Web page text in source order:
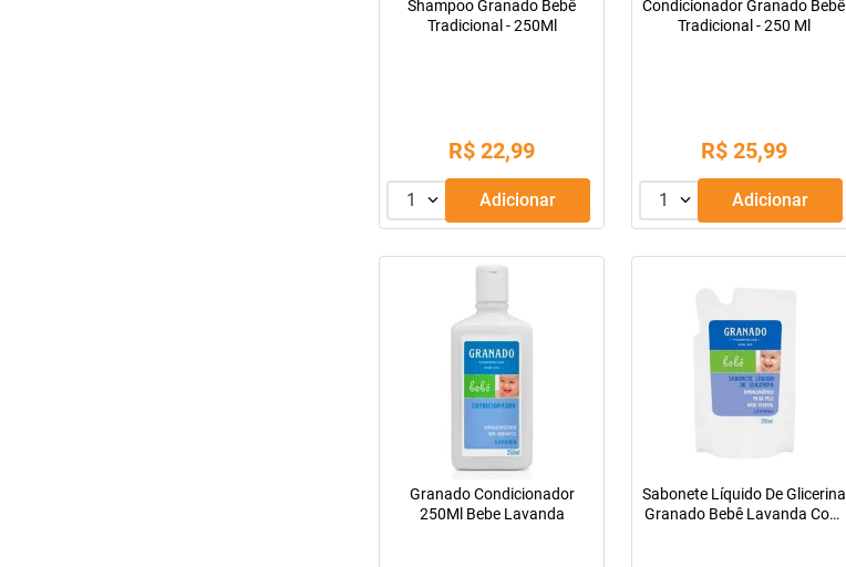
Shampoo Granado Bebê
Tradicional - 250Ml
R$ 22,99
1 Adicionar
Condicionador Granado Bebê
Tradicional - 250 Ml
R$ 25,99
1 Adicionar
Granado Condicionador
250Ml Bebe Lavanda
Sabonete Líquido De Glicerina
Granado Bebê Lavanda Com